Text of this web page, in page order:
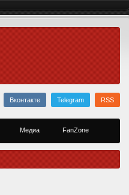
Вконтакте Telegram RSS
Медиа FanZone